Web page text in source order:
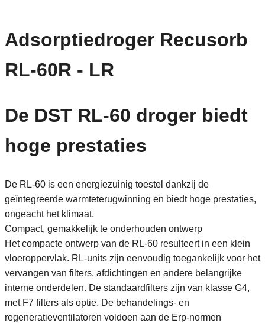
Adsorptiedroger Recusorb
RL-60R - LR
De DST RL-60 droger biedt
hoge prestaties
De RL-60 is een energiezuinig toestel dankzij de
geïntegreerde warmteterugwinning en biedt hoge prestaties,
ongeacht het klimaat.
Compact, gemakkelijk te onderhouden ontwerp
Het compacte ontwerp van de RL-60 resulteert in een klein
vloeroppervlak. RL-units zijn eenvoudig toegankelijk voor het
vervangen van filters, afdichtingen en andere belangrijke
interne onderdelen. De standaardfilters zijn van klasse G4,
met F7 filters als optie. De behandelings- en
regeneratieventilatoren voldoen aan de Erp-normen